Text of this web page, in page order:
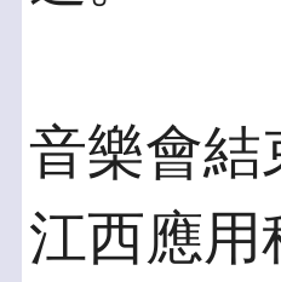
音樂會結
江西應用